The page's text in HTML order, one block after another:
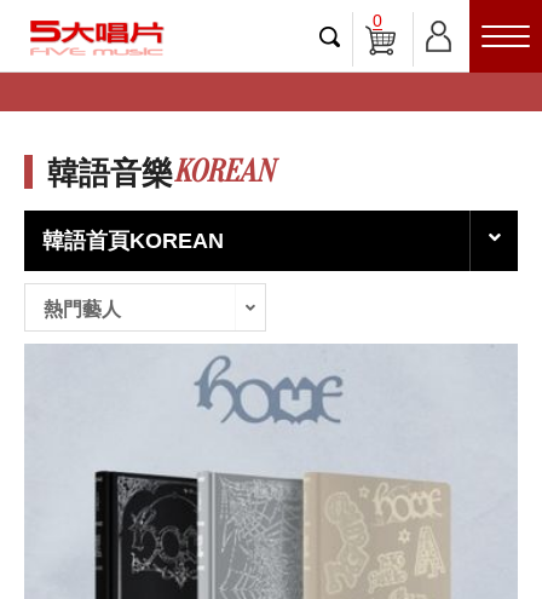
0
韓語音樂KOREAN
韓語首頁KOREAN
熱門藝人